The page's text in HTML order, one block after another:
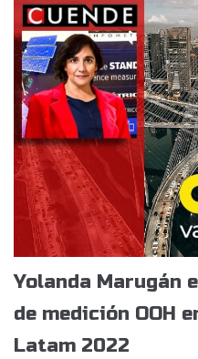
Yolanda Marugán
de medición OOH
Latam 2022